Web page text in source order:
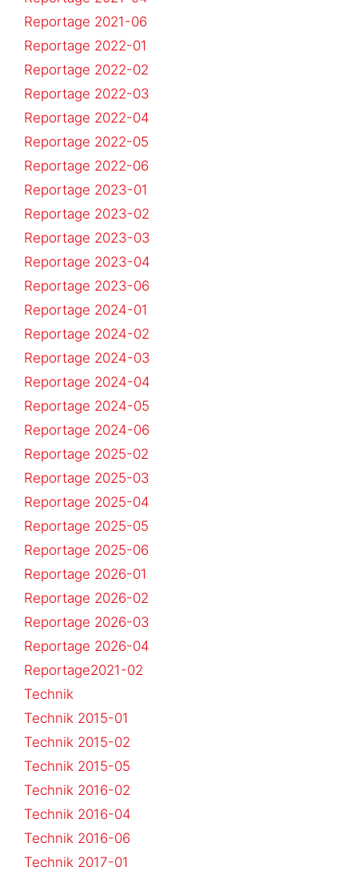
Reportage 2021-06
Reportage 2022-01
Reportage 2022-02
Reportage 2022-03
Reportage 2022-04
Reportage 2022-05
Reportage 2022-06
Reportage 2023-01
Reportage 2023-02
Reportage 2023-03
Reportage 2023-04
Reportage 2023-06
Reportage 2024-01
Reportage 2024-02
Reportage 2024-03
Reportage 2024-04
Reportage 2024-05
Reportage 2024-06
Reportage 2025-02
Reportage 2025-03
Reportage 2025-04
Reportage 2025-05
Reportage 2025-06
Reportage 2026-01
Reportage 2026-02
Reportage 2026-03
Reportage 2026-04
Reportage2021-02
Technik
Technik 2015-01
Technik 2015-02
Technik 2015-05
Technik 2016-02
Technik 2016-04
Technik 2016-06
Technik 2017-01